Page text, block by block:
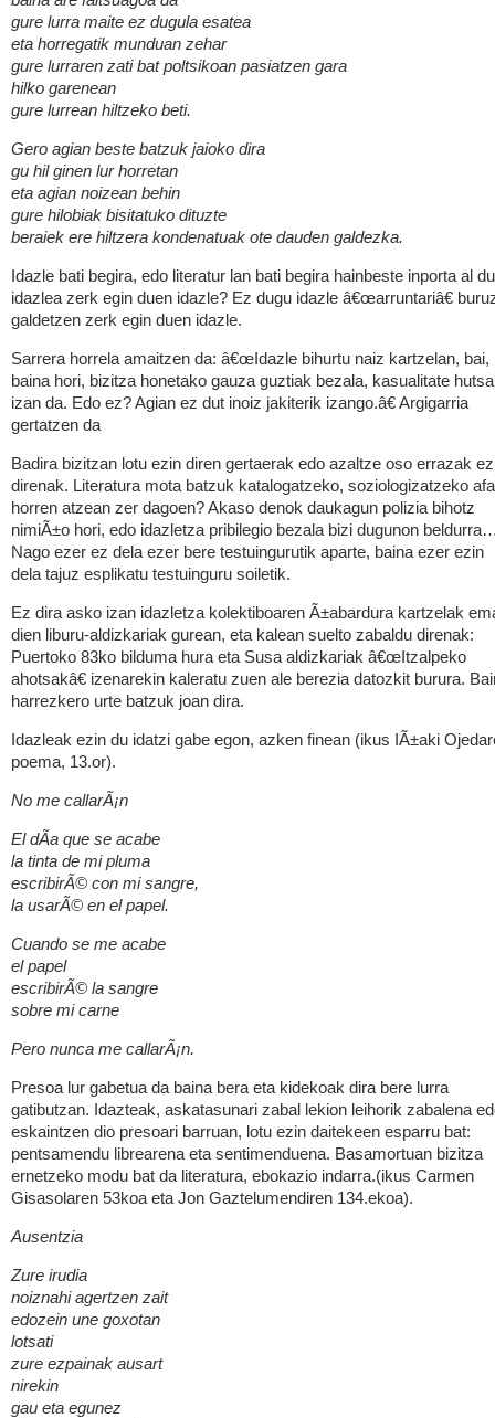
gure lurra maite ez dugula esatea
eta horregatik munduan zehar
gure lurraren zati bat poltsikoan pasiatzen gara
hilko garenean
gure lurrean hiltzeko beti.
Gero agian beste batzuk jaioko dira
gu hil ginen lur horretan
eta agian noizean behin
gure hilobiak bisitatuko dituzte
beraiek ere hiltzera kondenatuak ote dauden galdezka.
Idazle bati begira, edo literatur lan bati begira hainbeste inporta al du
idazlea zerk egin duen idazle? Ez dugu idazle â€œarruntariâ€
galdetzen zerk egin duen idazle.
Sarrera horrela amaitzen da: â€œIdazle bihurtu naiz kartzelan, bai,
baina hori, bizitza honetako gauza guztiak bezala, kasualitate hutsa
izan da. Edo ez? Agian ez dut inoiz jakiterik izango.â€ Argigarria
gertatzen da
Badira bizitzan lotu ezin diren gertaerak edo azaltze oso errazak ez
direnak. Literatura mota batzuk katalogatzeko, soziologizatzeko
horren atzean zer dagoen? Akaso denok daukagun polizia bihotz
nimiÃ±o hori, edo idazletza pribilegio bezala bizi dugunon
Nago ezer ez dela ezer bere testuingurutik aparte, baina ezer ezin
dela tajuz esplikatu testuinguru soiletik.
Ez dira asko izan idazletza kolektiboaren Ã±abardura kartzelak
dien liburu-aldizkariak gurean, eta kalean suelto zabaldu direnak:
Puertoko 83ko bilduma hura eta Susa aldizkariak â€œItzalpeko
ahotsakâ€ izenarekin kaleratu zuen ale berezia datozkit burura.
harrezkero urte batzuk joan dira.
Idazleak ezin du idatzi gabe egon, azken finean (ikus IÃ±aki
poema, 13.or).
No me callarÃ¡n
El dÃ­a que se acabe
la tinta de mi pluma
escribirÃ© con mi sangre,
la usarÃ© en el papel.
Cuando se me acabe
el papel
escribirÃ© la sangre
sobre mi carne
Pero nunca me callarÃ¡n.
Presoa lur gabetua da baina bera eta kidekoak dira bere lurra
gatibutzan. Idazteak, askatasunari zabal lekion leihorik zabalena
eskaintzen dio presoari barruan, lotu ezin daitekeen esparru bat:
pentsamendu librearena eta sentimenduena. Basamortuan bizitza
ernetzeko modu bat da literatura, ebokazio indarra.(ikus Carmen
Gisasolaren 53koa eta Jon Gaztelumendiren 134.ekoa).
Ausentzia
Zure irudia
noiznahi agertzen zait
edozein une goxotan
lotsati
zure ezpainak ausart
nirekin
gau eta egunez